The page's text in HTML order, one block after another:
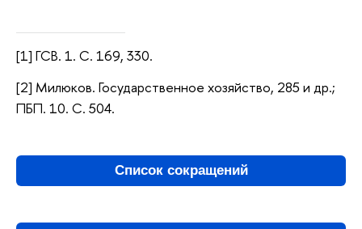
[1] ГСВ. 1. С. 169, 330.
[2] Милюков. Государственное хозяйство, 285 и др.;
ПБП. 10. С. 504.
Список сокращений